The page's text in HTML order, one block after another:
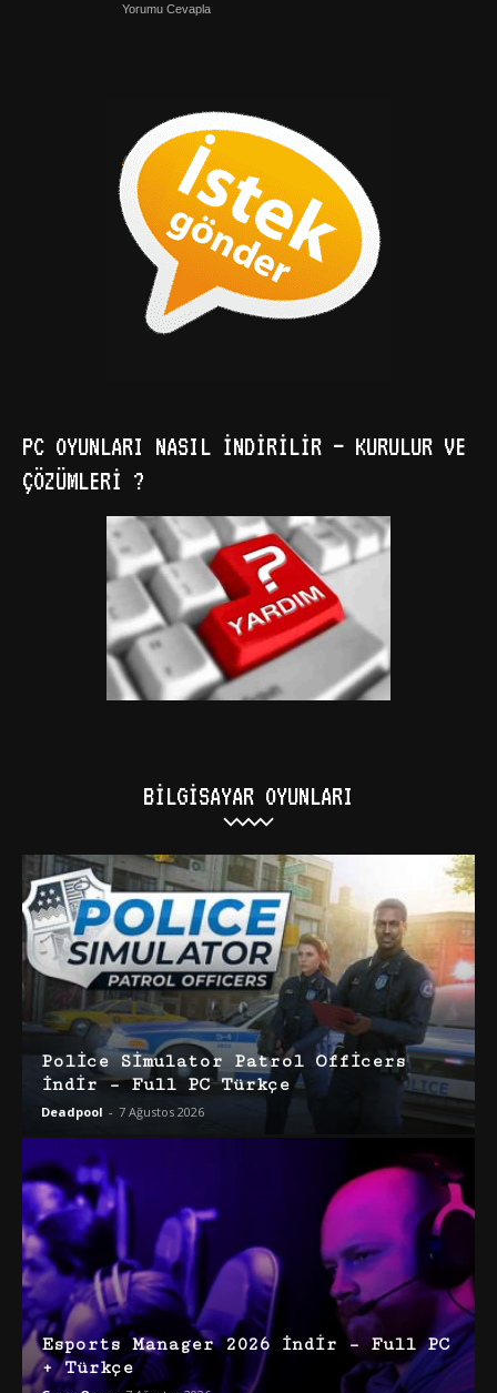
Yorumu Cevapla
PC OYUNLARI NASIL İNDIRILIR – KURULUR VE
ÇÖZÜMLERI ?
BILGISAYAR OYUNLARI
Police Simulator Patrol Officers
İndir – Full PC Türkçe
Deadpool - 7 Ağustos 2026
Esports Manager 2026 İndir – Full PC
+ Türkçe